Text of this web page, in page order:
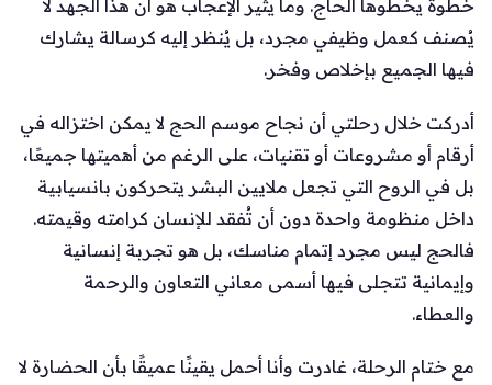
خطوة يخطوها الحاج. وما يثير الإعجاب هو أن هذا الجهد لا
يُصنف كعمل وظيفي مجرد، بل يُنظر إليه كرسالة يشارك
فيها الجميع بإخلاص وفخر.
أدركت خلال رحلتي أن نجاح موسم الحج لا يمكن اختزاله في
أرقام أو مشروعات أو تقنيات، على الرغم من أهميتها جميعًا،
بل في الروح التي تجعل ملايين البشر يتحركون بانسيابية
داخل منظومة واحدة دون أن تُفقد للإنسان كرامته وقيمته.
فالحج ليس مجرد إتمام مناسك، بل هو تجربة إنسانية
وإيمانية تتجلى فيها أسمى معاني التعاون والرحمة
والعطاء.
مع ختام الرحلة، غادرت وأنا أحمل يقينًا عميقًا بأن الحضارة لا